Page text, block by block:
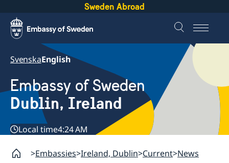
Sweden Abroad
SvenskaEnglish
Embassy of Sweden
Dublin, Ireland
Local time4:24 AM
Embassies Ireland, Dublin Current News